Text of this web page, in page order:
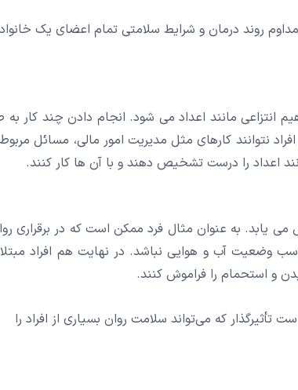
روند درمان و شرایط سلامتی تمام اعضای یک
انتزاعی مانند اعداد می شود. انجام دادن چند کار به
نتوانند کارهای مثل مدیریت امور مالی، مسائل
اعداد را درست تشخیص دهند و با آن ها کار کنند.
یابد. به عنوان مثال فرد ممکن است که در برقراری
وضعیت آب و هوایی نباشد. در نهایت هم افراد
و استحمام را فراموش کنند.
تأثیرگذار که می‌تواند سلامت روان بسیاری از افراد را